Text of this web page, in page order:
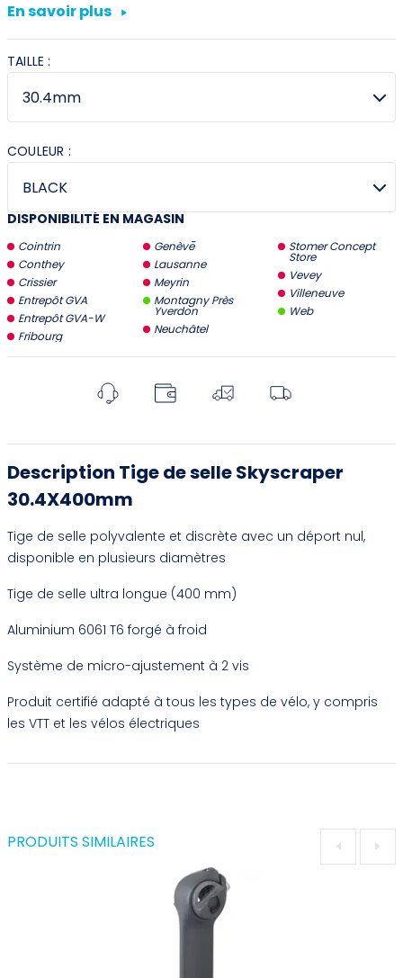
En savoir plus
TAILLE :
COULEUR :
DISPONIBILITÉ EN MAGASIN
Cointrin
Conthey
Crissier
Entrepôt GVA
Entrepôt GVA-W
Fribourg
Genève
Lausanne
Meyrin
Montagny Près
Yverdon
Neuchâtel
Stomer Concept
Store
Vevey
Villeneuve
Web
Description Tige de selle Skyscraper
30.4X400mm
Tige de selle polyvalente et discrète avec un déport nul,
disponible en plusieurs diamètres
Tige de selle ultra longue (400 mm)
Aluminium 6061 T6 forgé à froid
Système de micro-ajustement à 2 vis
Produit certifié adapté à tous les types de vélo, y compris
les VTT et les vélos électriques
PRODUITS SIMILAIRES